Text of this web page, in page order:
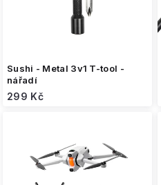
Sushi - Metal 3v1 T-tool -
nářadí
299 Kč